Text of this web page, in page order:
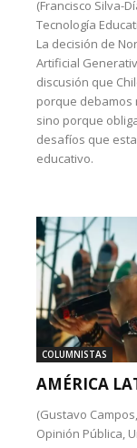
(Francisco Silva-
Tecnología
La decisión de
Artificial
discusión que
porque debamos
sino porque
desafíos que
educativo.
COLUMNISTAS
AMÉRICA
(Gustavo
Opinión Pública,